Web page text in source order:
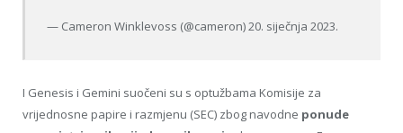
— Cameron Winklevoss (@cameron) 20. siječnja 2023.
I Genesis i Gemini suočeni su s optužbama Komisije za
vrijednosne papire i razmjenu (SEC) zbog navodne ponude